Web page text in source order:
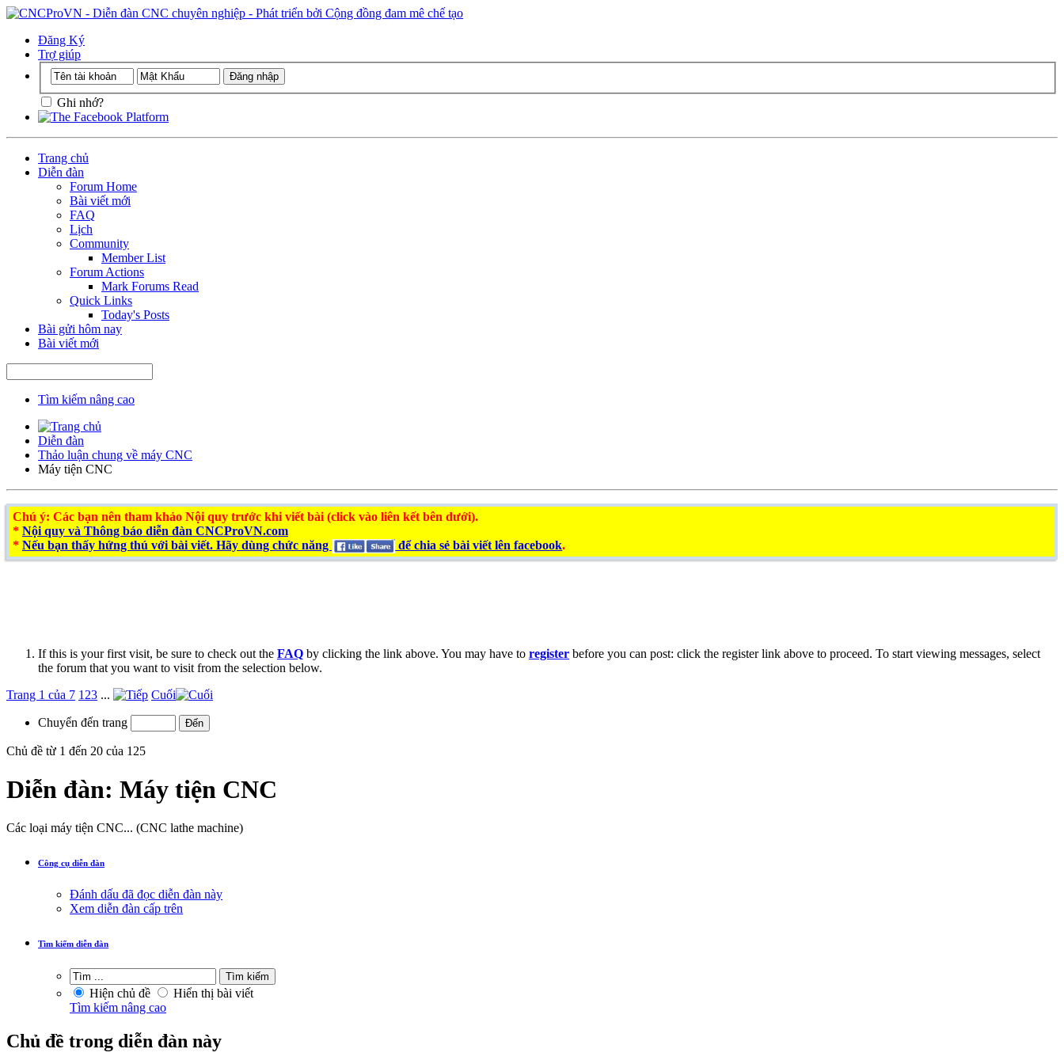
Đăng Ký
Trợ giúp
Ghi nhớ?
Trang chủ
Diễn đàn
Forum Home
Bài viết mới
FAQ
Lịch
Community
Member List
Forum Actions
Mark Forums Read
Quick Links
Today's Posts
Bài gửi hôm nay
Bài viết mới
Tìm kiếm nâng cao
Diễn đàn
Thảo luận chung về máy CNC
Máy tiện CNC
Chú ý: Các bạn nên tham khảo Nội quy trước khi viết bài (click vào liên kết bên dưới).
* Nội quy và Thông báo diễn đàn CNCProVN.com
* Nếu bạn thấy hứng thú với bài viết. Hãy dùng chức năng để chia sẻ bài viết lên facebook.
If this is your first visit, be sure to check out the FAQ by clicking the link above. You may have to register before you can post: click the register link above to proceed. To start viewing messages, select
the forum that you want to visit from the selection below.
Trang 1 của 7 1 23 ... Cuối
Chuyển đến trang
Chủ đề từ 1 đến 20 của 125
Diễn đàn: Máy tiện CNC
Các loại máy tiện CNC... (CNC lathe machine)
Công cụ diễn đàn
Đánh dấu đã đọc diễn đàn này
Xem diễn đàn cấp trên
Tìm kiếm diễn đàn
Hiện chủ đề
Hiển thị bài viết
Tìm kiếm nâng cao
Chủ đề trong diễn đàn này